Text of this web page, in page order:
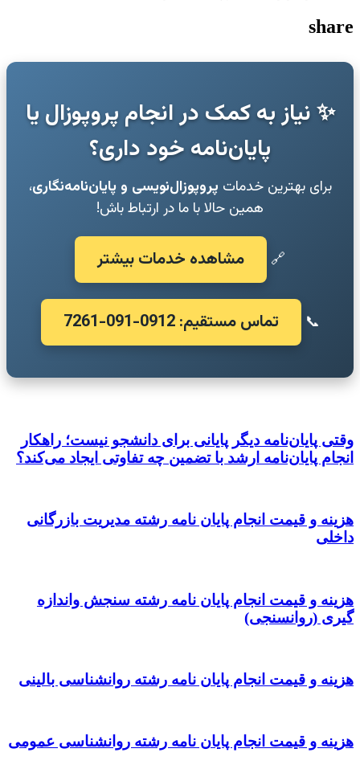
share
✨ نیاز به کمک در انجام پروپوزال یا
پایان‌نامه خود داری؟
برای بهترین خدمات پروپوزال‌نویسی و پایان‌نامه‌نگاری،
همین حالا با ما در ارتباط باش!
🔗 مشاهده خدمات بیشتر
📞 تماس مستقیم: 0912-091-7261
وقتی پایان‌نامه دیگر پایانی برای دانشجو نیست؛ راهکار
انجام پایان‌نامه ارشد با تضمین چه تفاوتی ایجاد می‌کند؟
هزینه و قیمت انجام پایان نامه رشته مدیریت بازرگانی
داخلی
هزینه و قیمت انجام پایان نامه رشته سنجش واندازه
گیری (روانسنجی)
هزینه و قیمت انجام پایان نامه رشته روانشناسی بالینی
هزینه و قیمت انجام پایان نامه رشته روانشناسی عمومی